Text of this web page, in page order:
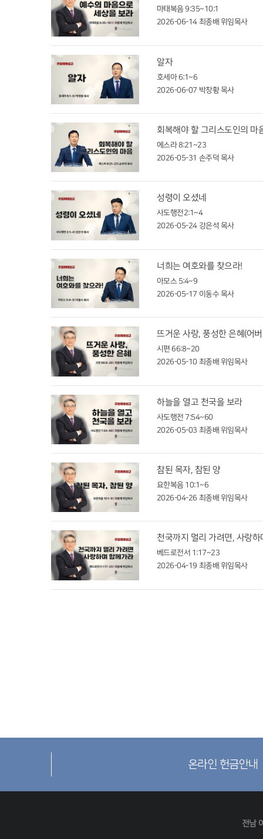
마태복음 9:35~10:1
2026-06-14 최종배 위임목사
알자
호세아 6:1~6
2026-06-07 박창황 목사
회복해야 할 그리스도인의 마
에스라 8:21~23
2026-05-31 손주덕 목사
성령이 오셨네
사도행전2:1~4
2026-05-24 강은석 목사
너희는 여호와를 찾으라!
아모스 5:4~9
2026-05-17 이동수 목사
뜨거운 사랑, 풍성한 은혜(어
시편 66:8~20
2026-05-10 최종배 위임목사
하늘을 열고 천국을 보라
사도행전 7:54~60
2026-05-03 최종배 위임목사
참된 목자, 참된 양
요한복음 10:1~6
2026-04-26 최종배 위임목사
천국까지 멀리 가려면, 사랑하
베드로전서 1:17~23
2026-04-19 최종배 위임목사
온라인 헌금안내
전남